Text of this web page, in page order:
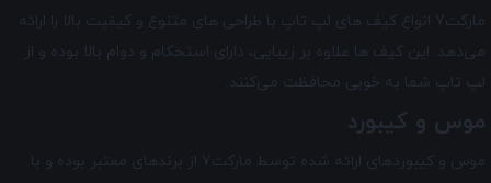
مارکت7 انواع کیف ‌های لپ تاپ با طراحی‌ های متنوع و کیفیت بالا را ارائه
می‌دهد. این کیف ‌ها علاوه بر زیبایی، دارای استحکام و دوام بالا بوده و از
لپ تاپ شما به خوبی محافظت می‌کنند.
موس و کیبورد
موس و کیبورد‌های ارائه شده توسط مارکت7 از برندهای معتبر بوده و با